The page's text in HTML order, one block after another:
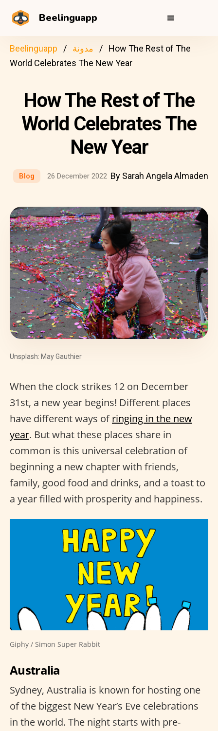
Beelinguapp
Beelinguapp مدونة
How The Rest of The
World Celebrates The New Year
How The Rest of The
World Celebrates The
New Year
Blog 26 December 2022 By Sarah Angela Almaden
Unsplash: May Gauthier
When the clock strikes 12 on December
31st, a new year begins! Different places
have different ways ofringing in the new
year. But what these places share in
common is this universal celebration of
beginning a new chapter with friends,
family, good food and drinks, and a toast to
a year filled with prosperity and happiness.
Giphy / Simon Super Rabbit
Australia
Sydney, Australia is known for hosting one
of the biggest New Year’s Eve celebrations
in the world. The night starts with pre-